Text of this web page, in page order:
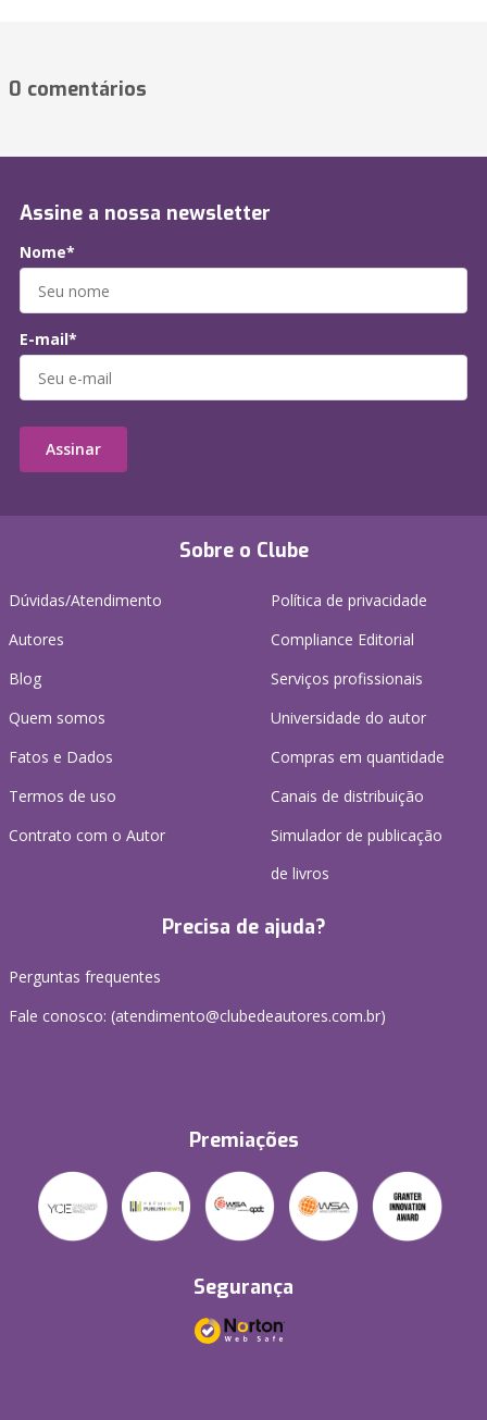
0 comentários
Sobre o Clube
Dúvidas/Atendimento
Autores
Blog
Quem somos
Fatos e Dados
Termos de uso
Contrato com o Autor
Política de privacidade
Compliance Editorial
Serviços profissionais
Universidade do autor
Compras em quantidade
Canais de distribuição
Simulador de publicação
de livros
Precisa de ajuda?
Perguntas frequentes
Fale conosco: (atendimento@clubedeautores.com.br)
Premiações
Segurança
Assine a nossa newsletter
Nome*
E-mail*
Assinar